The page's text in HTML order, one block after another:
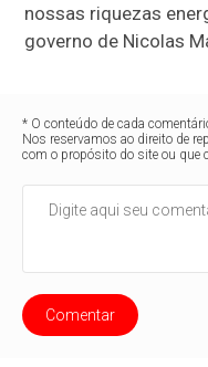
nossas riquezas
governo de Nicolas
* O conteúdo de cada
Nos reservamos ao direito de
com o propósito do site ou que
Comentar